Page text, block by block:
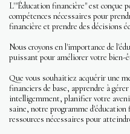
L'"Éducation financière" est conçue
compétences nécessaires pour
financière et prendre des décisions
Nous croyons en l'importance de
puissant pour améliorer votre bien-
Que vous souhaitiez acquérir une
financiers de base, apprendre à
intelligemment, planifier votre
saine, notre programme
ressources nécessaires pour